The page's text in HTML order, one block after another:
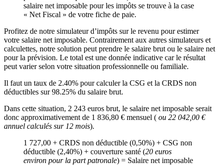
salaire net imposable pour les impôts se trouve à la case
« Net Fiscal » de votre fiche de paie.
Profitez de notre simulateur d’impôts sur le revenu pour estimer
votre salaire net imposable. Contrairement aux autres simulateurs et
calculettes, notre solution peut prendre le salaire brut ou le salaire net
pour la prévision. Le total est une donnée indicative car le résultat
peut varier selon votre situation professionnelle ou familiale.
Il faut un taux de 2.40% pour calculer la CSG et la CRDS non
déductibles sur 98.25% du salaire brut.
Dans cette situation, 2 243 euros brut, le salaire net imposable serait
donc approximativement de 1 836,80 € mensuel ( ou 22 042,00 €
annuel calculés sur 12 mois).
1 727,00 + CRDS non déductible (0,50%) + CSG non
déductible (2,40%) + couverture santé (20 euros
environ pour la part patronale) = Salaire net imposable